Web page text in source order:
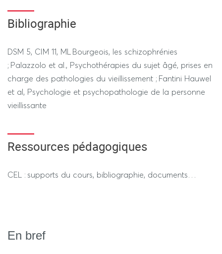
Bibliographie
DSM 5, CIM 11, ML Bourgeois, les schizophrénies
; Palazzolo et al., Psychothérapies du sujet âgé, prises en
charge des pathologies du vieillissement ; Fantini Hauwel
et al, Psychologie et psychopathologie de la personne
vieillissante
Ressources pédagogiques
CEL : supports du cours, bibliographie, documents…
En bref